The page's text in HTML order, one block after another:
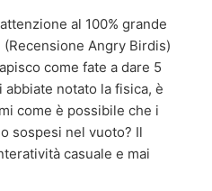
al 100% grande
Angry Birdis)
come fate a dare 5
notato la fisica, è
come è possibile che i
sospesi nel vuoto? Il
casuale e mai